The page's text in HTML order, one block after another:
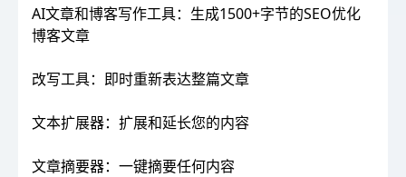
AI文章和博客写作工具：生成1500+字节的SEO优化
博客文章
改写工具：即时重新表达整篇文章
文本扩展器：扩展和延长您的内容
文章摘要器：一键摘要任何内容